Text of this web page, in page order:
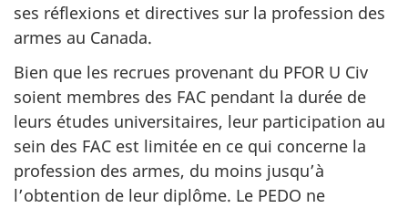
ses réflexions et directives sur la profession des
armes au Canada.
Bien que les recrues provenant du PFOR U Civ
soient membres des FAC pendant la durée de
leurs études universitaires, leur participation au
sein des FAC est limitée en ce qui concerne la
profession des armes, du moins jusqu’à
l’obtention de leur diplôme. Le PEDO ne